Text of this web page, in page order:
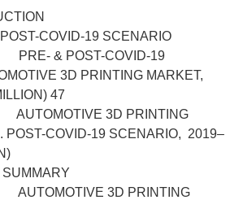
COVID-19 SCENARIO
& POST-COVID-19
3D PRINTING MARKET,
47
3D PRINTING
POST-COVID-19 SCENARIO, 2019–
3D PRINTING